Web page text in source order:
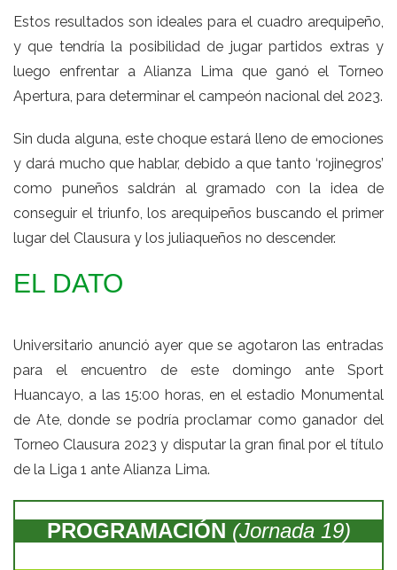
Estos resultados son ideales para el cuadro arequipeño,
y que tendría la posibilidad de jugar partidos extras y
luego enfrentar a Alianza Lima que ganó el Torneo
Apertura, para determinar el campeón nacional del 2023.
Sin duda alguna, este choque estará lleno de emociones
y dará mucho que hablar, debido a que tanto ‘rojinegros’
como puneños saldrán al gramado con la idea de
conseguir el triunfo, los arequipeños buscando el primer
lugar del Clausura y los juliaqueños no descender.
EL DATO
Universitario anunció ayer que se agotaron las entradas
para el encuentro de este domingo ante Sport
Huancayo, a las 15:00 horas, en el estadio Monumental
de Ate, donde se podría proclamar como ganador del
Torneo Clausura 2023 y disputar la gran final por el título
de la Liga 1 ante Alianza Lima.
PROGRAMACIÓN (Jornada 19)